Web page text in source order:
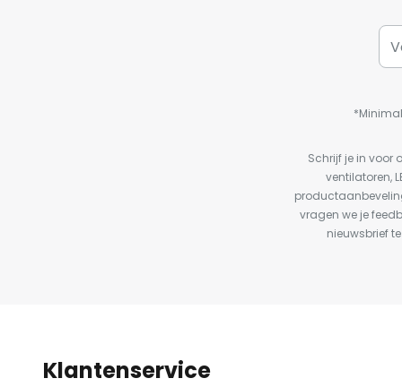
Schrijf je in voor
ventilatoren,
vragen we je
nieuwsbrief
Klantenservice